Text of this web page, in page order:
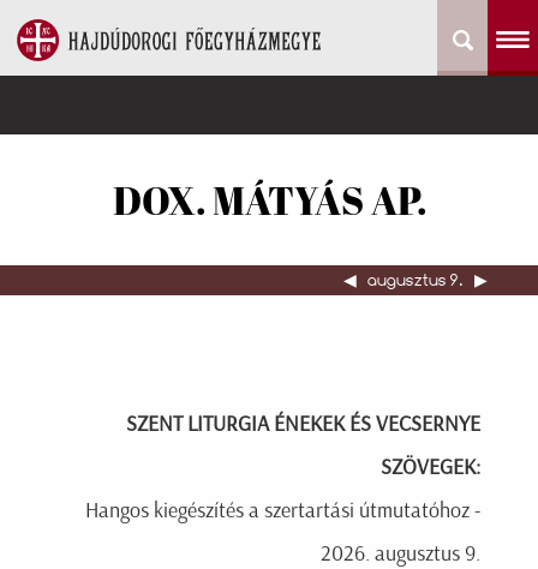
DOX. MÁTYÁS AP.
◀︎ augusztus 9. ▶︎
SZENT LITURGIA ÉNEKEK ÉS VECSERNYE
SZÖVEGEK:
Hangos kiegészítés a szertartási útmutatóhoz -
2026. augusztus 9.